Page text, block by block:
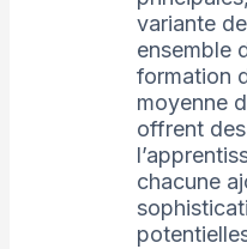
variante
ensemble
formation
moyenne
offrent
chacune